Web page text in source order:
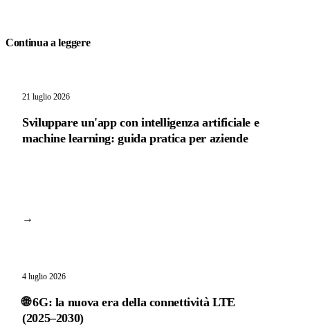
Continua a leggere
21 luglio 2026
Sviluppare un'app con intelligenza artificiale e
machine learning: guida pratica per aziende
→
4 luglio 2026
🌐 6G: la nuova era della connettività LTE
(2025–2030)